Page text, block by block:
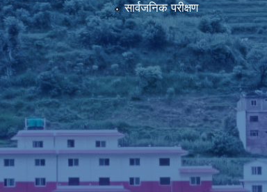
सार्वजनिक परीक्षण